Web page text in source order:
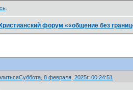
.
форум ««общение без
Суббота, 8 февраля, 2025г. 00:24:51